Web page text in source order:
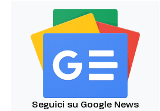
Seguici su Google News